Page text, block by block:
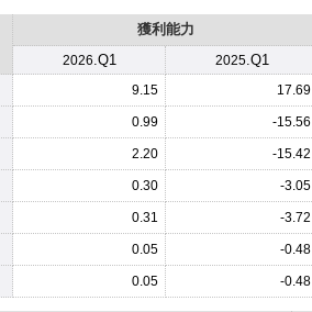
獲利能力
2026.Q1 2025.Q1
9.15 17.69
0.99 -15.56
2.20 -15.42
0.30 -3.05
0.31 -3.72
0.05 -0.48
0.05 -0.48